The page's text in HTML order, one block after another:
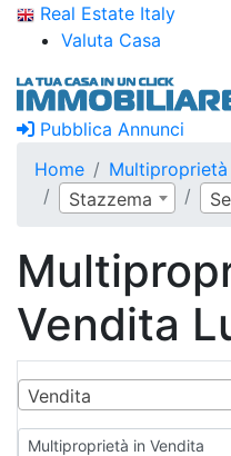
Real Estate Italy
Valuta Casa
Pubblica Annunci
Home
Stazzema
Vendita
Vendita
Multiproprietà in Vendita